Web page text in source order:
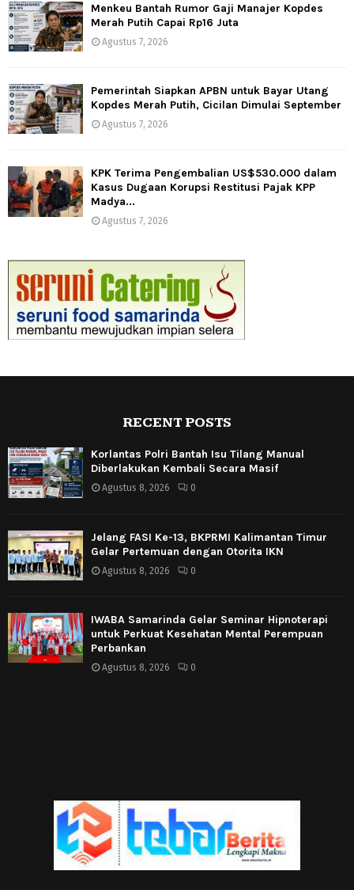
Menkeu Bantah Rumor Gaji Manajer Kopdes
Merah Putih Capai Rp16 Juta
Agustus 7, 2026
Pemerintah Siapkan APBN untuk Bayar Utang
Kopdes Merah Putih, Cicilan Dimulai September
Agustus 7, 2026
KPK Terima Pengembalian US$530.000 dalam
Kasus Dugaan Korupsi Restitusi Pajak KPP
Madya...
Agustus 7, 2026
RECENT POSTS
Korlantas Polri Bantah Isu Tilang Manual
Diberlakukan Kembali Secara Masif
Agustus 8, 2026 0
Jelang FASI Ke-13, BKPRMI Kalimantan Timur
Gelar Pertemuan dengan Otorita IKN
Agustus 8, 2026 0
IWABA Samarinda Gelar Seminar Hipnoterapi
untuk Perkuat Kesehatan Mental Perempuan
Perbankan
Agustus 8, 2026 0